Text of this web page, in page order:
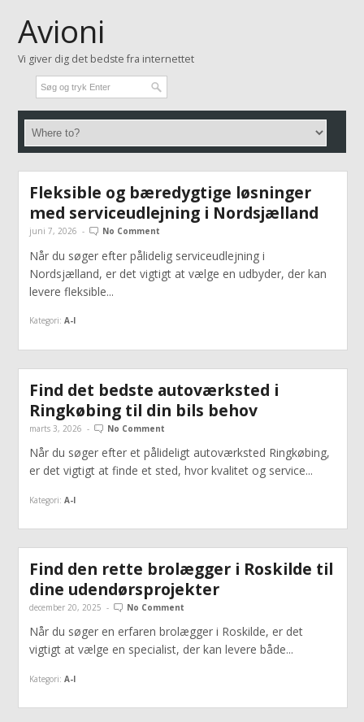
Avioni
Vi giver dig det bedste fra internettet
Fleksible og bæredygtige løsninger
med serviceudlejning i Nordsjælland
juni 7, 2026 - No Comment
Når du søger efter pålidelig serviceudlejning i
Nordsjælland, er det vigtigt at vælge en udbyder, der kan
levere fleksible...
Kategori: A-I
Find det bedste autoværksted i
Ringkøbing til din bils behov
marts 3, 2026 - No Comment
Når du søger efter et pålideligt autoværksted Ringkøbing,
er det vigtigt at finde et sted, hvor kvalitet og service...
Kategori: A-I
Find den rette brolægger i Roskilde til
dine udendørsprojekter
december 20, 2025 - No Comment
Når du søger en erfaren brolægger i Roskilde, er det
vigtigt at vælge en specialist, der kan levere både...
Kategori: A-I